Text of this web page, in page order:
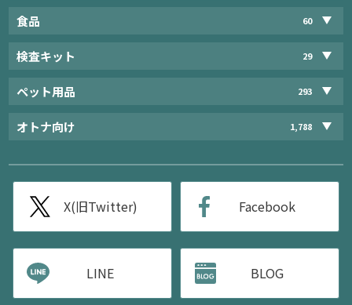
食品 60
検査キット 29
ペット用品 293
オトナ向け 1,788
X(旧Twitter) Facebook
LINE BLOG